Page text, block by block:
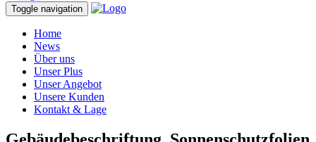
Toggle navigation
Home
News
Über uns
Unser Plus
Unser Angebot
Unsere Kunden
Kontakt & Lage